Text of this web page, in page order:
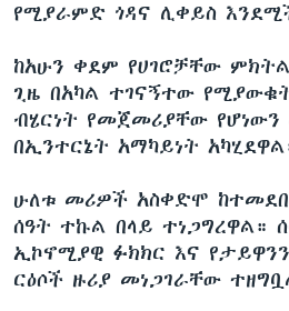
የሚያራምድ ጎዳና ሊቀይስ
ከአሁን ቀደም የሀገሮቻቸው
ጊዜ በአካል ተገናኝተው
ብሄርነት የመጀመሪያቸው
በኢንተርኔት አማካይነት
ሁለቱ መሪዎች አስቀድሞ
ሰዓት ተኩል በላይ ተነጋግረዋል።
ኢኮኖሚያዊ ፉክክር እና
ርዕሶች ዙሪያ መነጋገራቸው